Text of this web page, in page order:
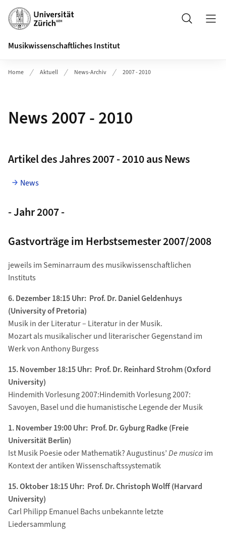
Header
Suche
Musikwissenschaftliches Institut
Home Aktuell News-Archiv 2007 - 2010
News 2007 - 2010
Artikel des Jahres 2007 - 2010 aus News
News
- Jahr 2007 -
Gastvorträge im Herbstsemester 2007/2008
jeweils im Seminarraum des musikwissenschaftlichen
Instituts
6. Dezember 18:15 Uhr: Prof. Dr. Daniel Geldenhuys
(University of Pretoria)
Musik in der Literatur – Literatur in der Musik.
Mozart als musikalischer und literarischer Gegenstand im
Werk von Anthony Burgess
15. November 18:15 Uhr: Prof. Dr. Reinhard Strohm (Oxford
University)
Hindemith Vorlesung 2007:Hindemith Vorlesung 2007:
Savoyen, Basel und die humanistische Legende der Musik
1. November 19:00 Uhr: Prof. Dr. Gyburg Radke (Freie
Universität Berlin)
Ist Musik Poesie oder Mathematik? Augustinus’De musica im
Kontext der antiken Wissenschaftssystematik
15. Oktober 18:15 Uhr: Prof. Dr. Christoph Wolff (Harvard
University)
Carl Philipp Emanuel Bachs unbekannte letzte
Liedersammlung